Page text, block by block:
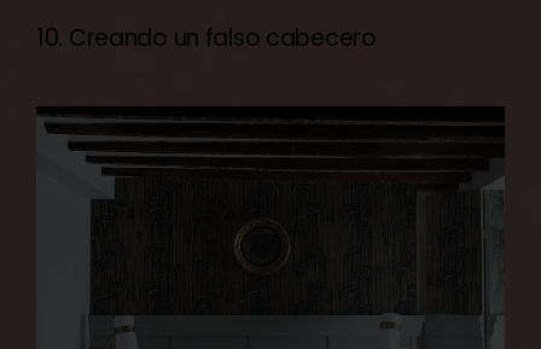
10. Creando un falso cabecero